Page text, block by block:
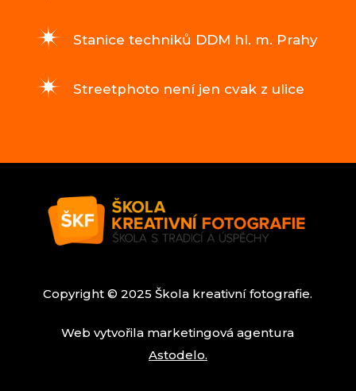
Stanice techniků DDM hl. m. Prahy
Streetphoto není jen cvak z ulice
Copyright © 2025 Škola kreativní fotografie.
Web vytvořila marketingová agentura
Astodelo.